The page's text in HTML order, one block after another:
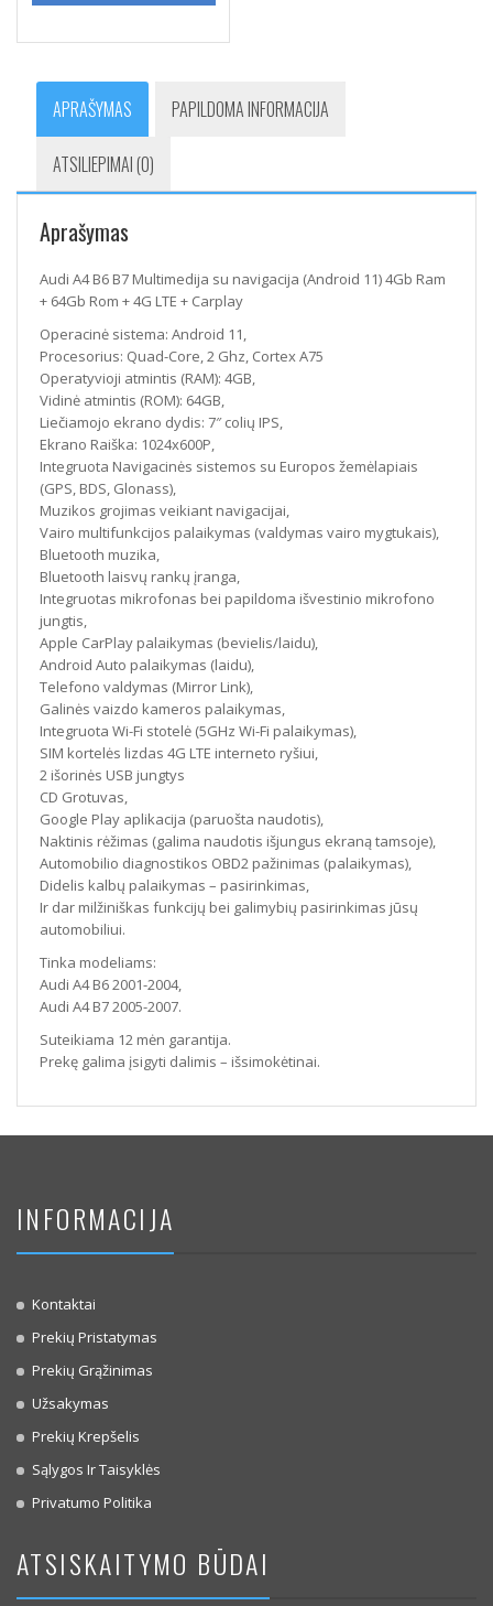
APRAŠYMAS PAPILDOMA INFORMACIJA
ATSILIEPIMAI (0)
Aprašymas
Audi A4 B6 B7 Multimedija su navigacija (Android 11) 4Gb Ram
+ 64Gb Rom + 4G LTE + Carplay
Operacinė sistema: Android 11,
Procesorius: Quad-Core, 2 Ghz, Cortex A75
Operatyvioji atmintis (RAM): 4GB,
Vidinė atmintis (ROM): 64GB,
Liečiamojo ekrano dydis: 7″ colių IPS,
Ekrano Raiška: 1024x600P,
Integruota Navigacinės sistemos su Europos žemėlapiais
(GPS, BDS, Glonass),
Muzikos grojimas veikiant navigacijai,
Vairo multifunkcijos palaikymas (valdymas vairo mygtukais),
Bluetooth muzika,
Bluetooth laisvų rankų įranga,
Integruotas mikrofonas bei papildoma išvestinio mikrofono
jungtis,
Apple CarPlay palaikymas (bevielis/laidu),
Android Auto palaikymas (laidu),
Telefono valdymas (Mirror Link),
Galinės vaizdo kameros palaikymas,
Integruota Wi-Fi stotelė (5GHz Wi-Fi palaikymas),
SIM kortelės lizdas 4G LTE interneto ryšiui,
2 išorinės USB jungtys
CD Grotuvas,
Google Play aplikacija (paruošta naudotis),
Naktinis rėžimas (galima naudotis išjungus ekraną tamsoje),
Automobilio diagnostikos OBD2 pažinimas (palaikymas),
Didelis kalbų palaikymas – pasirinkimas,
Ir dar milžiniškas funkcijų bei galimybių pasirinkimas jūsų
automobiliui.
Tinka modeliams:
Audi A4 B6 2001-2004,
Audi A4 B7 2005-2007.
Suteikiama 12 mėn garantija.
Prekę galima įsigyti dalimis – išsimokėtinai.
INFORMACIJA
Kontaktai
Prekių Pristatymas
Prekių Grąžinimas
Užsakymas
Prekių Krepšelis
Sąlygos Ir Taisyklės
Privatumo Politika
ATSISKAITYMO BŪDAI